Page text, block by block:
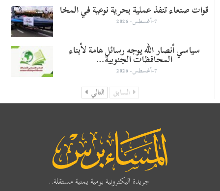
قوات صنعاء تنفذ عملية بحرية نوعية في المخا
7-أغسطس- 2026
سياسي أنصار الله يوجه رسائل هامة لأبناء
المحافظات الجنوبية…
7-أغسطس- 2026
السابق التالي
جريدة اليكترونية يومية يمنية مستقلة..